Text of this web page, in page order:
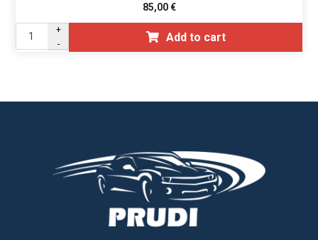
85,00€
+
-
Add to cart